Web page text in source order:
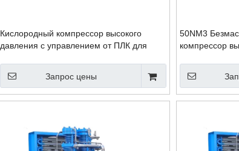
Кислородный компрессор высокого
давления с управлением от ПЛК для
Запрос цены
50NM3
компрессор